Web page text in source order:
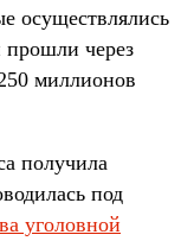
осуществлялись
через
миллионов
получила
под
уголовной